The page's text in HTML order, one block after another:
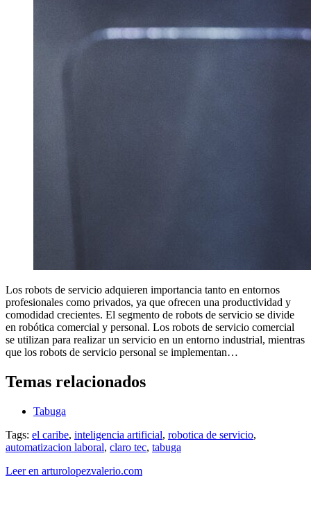
Los robots de servicio adquieren importancia tanto en entornos
profesionales como privados, ya que ofrecen una productividad y
comodidad crecientes. El segmento de robots de servicio se divide
en robótica comercial y personal. Los robots de servicio comercial
se utilizan para realizar un servicio en un entorno industrial, mientras
que los robots de servicio personal se implementan…
Temas relacionados
Tabuga
Tags: el caribe, inteligencia artificial, robotica de servicio,
automatizacion laboral, claro tec, tabuga
Leer en arturolopezvalerio.com